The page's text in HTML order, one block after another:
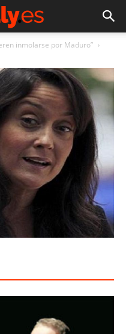
inmolarse por Maduro”